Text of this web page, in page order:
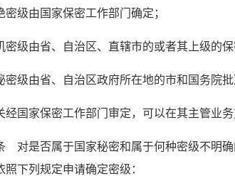
密级由国家保密工作部门确定；
密级由省、自治区、直辖市的或者其上级的保
密级由省、自治区政府所在地的市和国务院
经国家保密工作部门审定，可以在其主管业
对是否属于国家秘密和属于何种密级不明
照下列规定申请确定密级：